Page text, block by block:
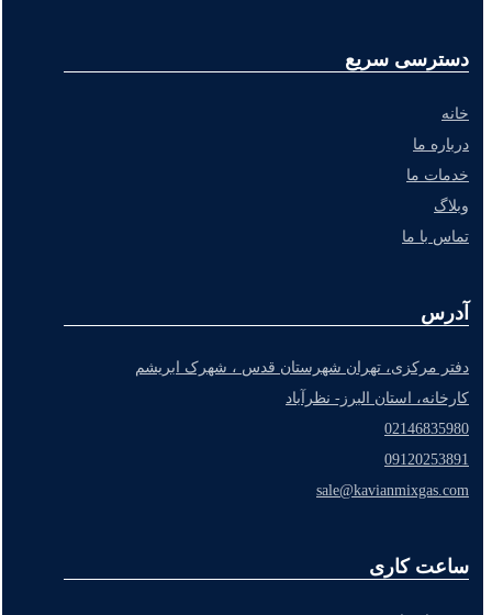
دسترسی سریع
خانه
درباره ما
خدمات ما
وبلاگ
تماس با ما
آدرس
دفتر مرکزی، تهران شهرستان قدس ، شهرک ابریشم
کارخانه، استان البرز- نظرآباد
02146835980
09120253891
sale@kavianmixgas.com
ساعت کاری